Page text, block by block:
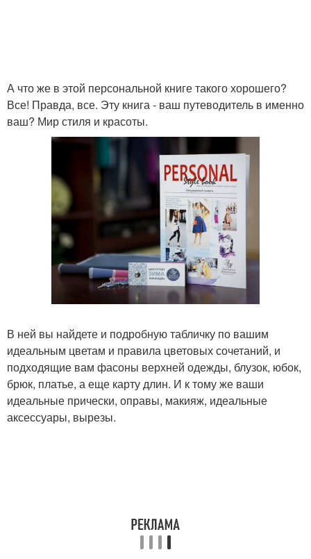
А что же в этой персональной книге такого хорошего?
Все! Правда, все. Эту книга - ваш путеводитель в именно
ваш? Мир стиля и красоты.
В ней вы найдете и подробную табличку по вашим
идеальным цветам и правила цветовых сочетаний, и
подходящие вам фасоны верхней одежды, блузок, юбок,
брюк, платье, а еще карту длин. И к тому же ваши
идеальные прически, оправы, макияж, идеальные
аксессуары, вырезы.